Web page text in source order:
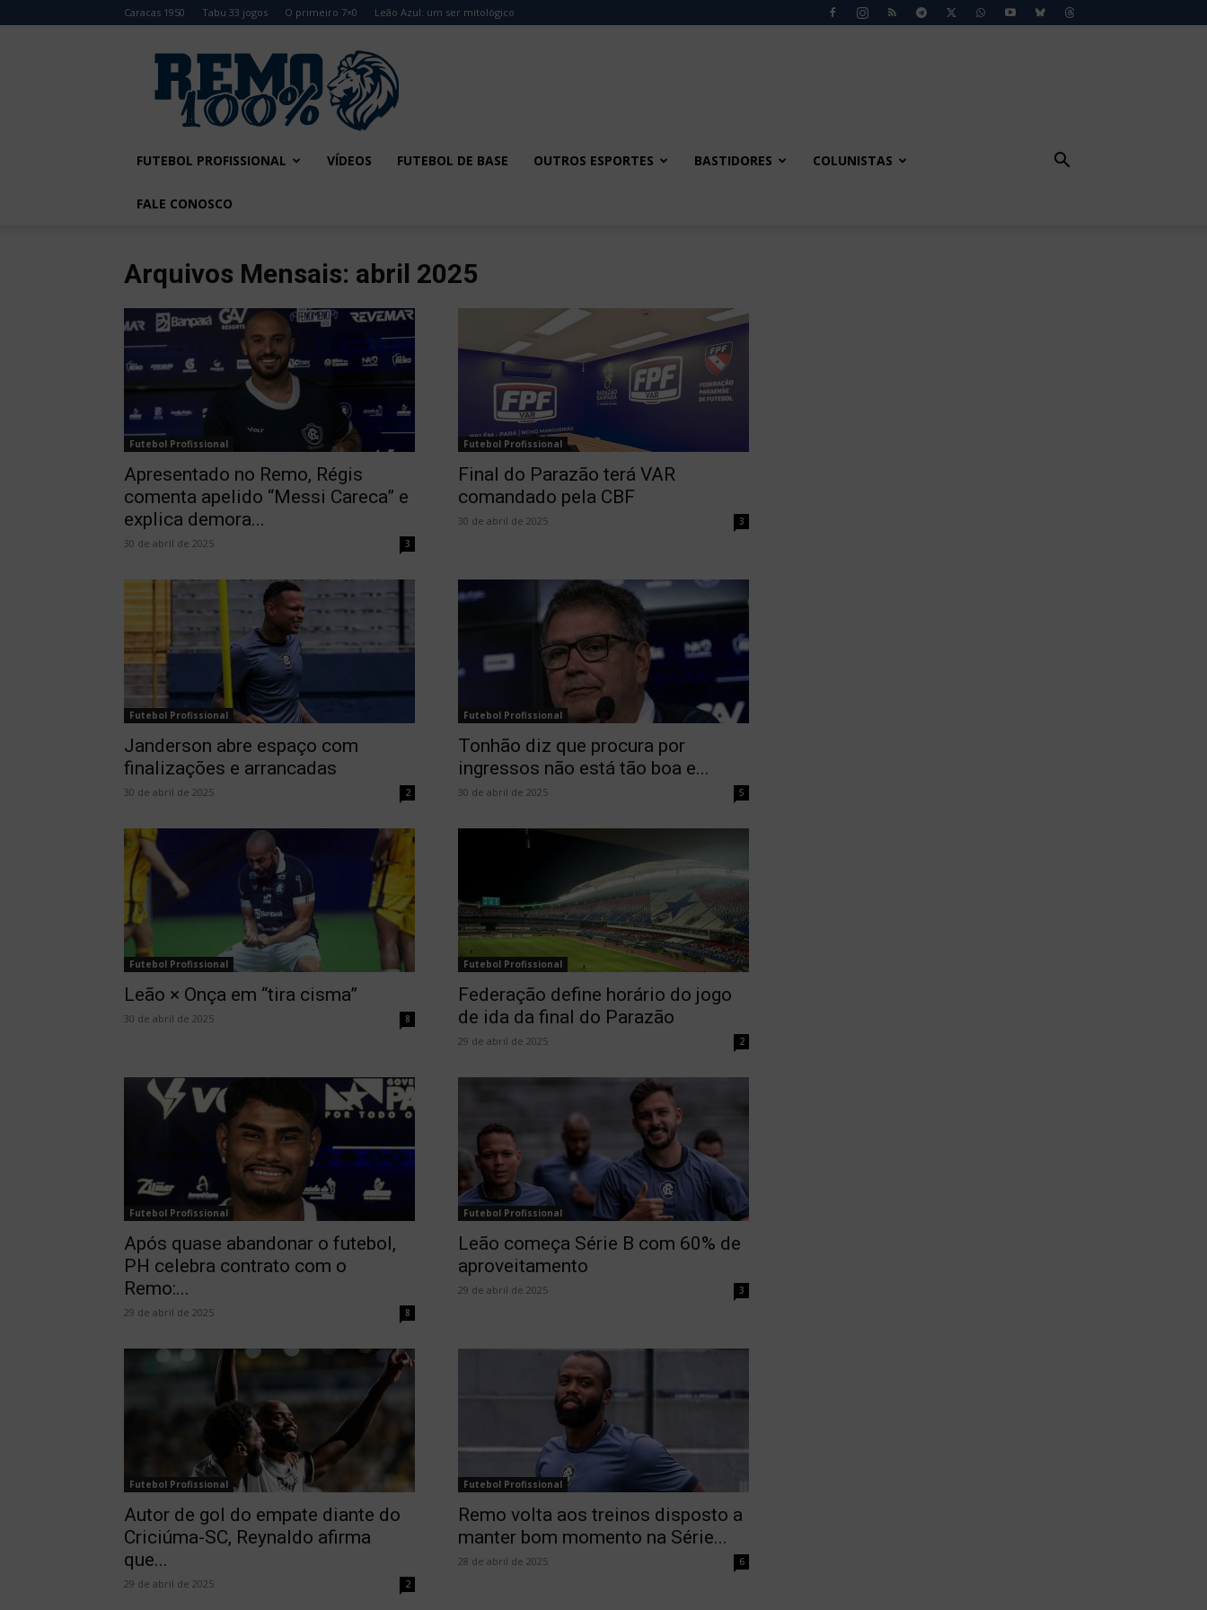
Caracas 1950 Tabu 33 jogos O primeiro 7×0 Leão Azul: um ser mitológico
Remo
FUTEBOL PROFISSIONAL VÍDEOS FUTEBOL DE BASE OUTROS ESPORTES BASTIDORES COLUNISTAS
FALE CONOSCO
Arquivos Mensais: abril 2025
Futebol Profissional
Apresentado no Remo, Régis
comenta apelido “Messi Careca” e
explica demora...
30 de abril de 2025 3
Futebol Profissional
Final do Parazão terá VAR
comandado pela CBF
30 de abril de 2025 3
Futebol Profissional
Janderson abre espaço com
finalizações e arrancadas
30 de abril de 2025 2
Futebol Profissional
Tonhão diz que procura por
ingressos não está tão boa e...
30 de abril de 2025 5
Futebol Profissional
Leão × Onça em “tira cisma”
30 de abril de 2025 8
Futebol Profissional
Federação define horário do jogo
de ida da final do Parazão
29 de abril de 2025 2
Futebol Profissional
Após quase abandonar o futebol,
PH celebra contrato com o
Remo:...
29 de abril de 2025 8
Futebol Profissional
Leão começa Série B com 60% de
aproveitamento
29 de abril de 2025 3
Futebol Profissional
Autor de gol do empate diante do
Criciúma-SC, Reynaldo afirma
que...
29 de abril de 2025 2
Futebol Profissional
Remo volta aos treinos disposto a
manter bom momento na Série...
28 de abril de 2025 6